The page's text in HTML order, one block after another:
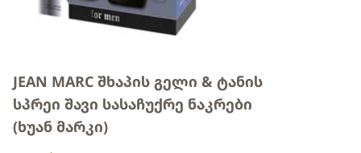
JEAN MARC შხაპის გელი & ტანის
სპრეი შავი სასაჩუქრე ნაკრები
(ხუან მარკი)